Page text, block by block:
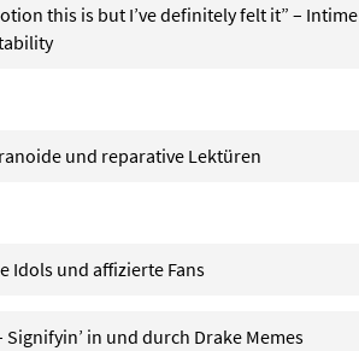
this is but I’ve definitely felt it” – Intime
und reparative Lektüren
Idols und affizierte Fans
in und durch Drake Memes